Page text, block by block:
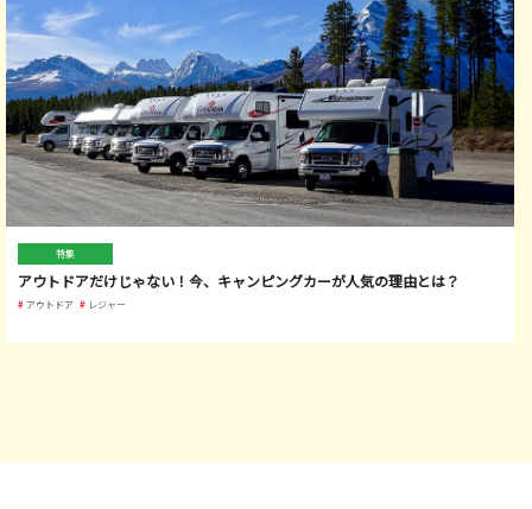
特集
アウトドアだけじゃない！今、キャンピングカーが人気の理由とは？
アウトドア レジャー